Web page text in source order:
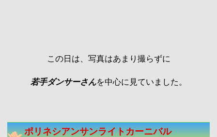
この日は、写真はあまり撮らずに
若手ダンサーさんを中心に見ていました。
ポリネシアンサンライトカーニバル